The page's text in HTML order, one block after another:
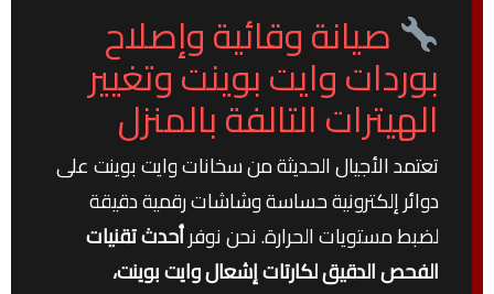
صيانة وقائية وإصلاح
بوردات وايت بوينت وتغيير
الهيترات التالفة بالمنزل
تعتمد الأجيال الحديثة من سخانات وايت بوينت على
دوائر إلكترونية حساسة وشاشات رقمية دقيقة
لضبط مستويات الحرارة. نحن نوفرأحدث تقنيات
الفحص الدقيق لكارتات إشعال وايت بوينت،